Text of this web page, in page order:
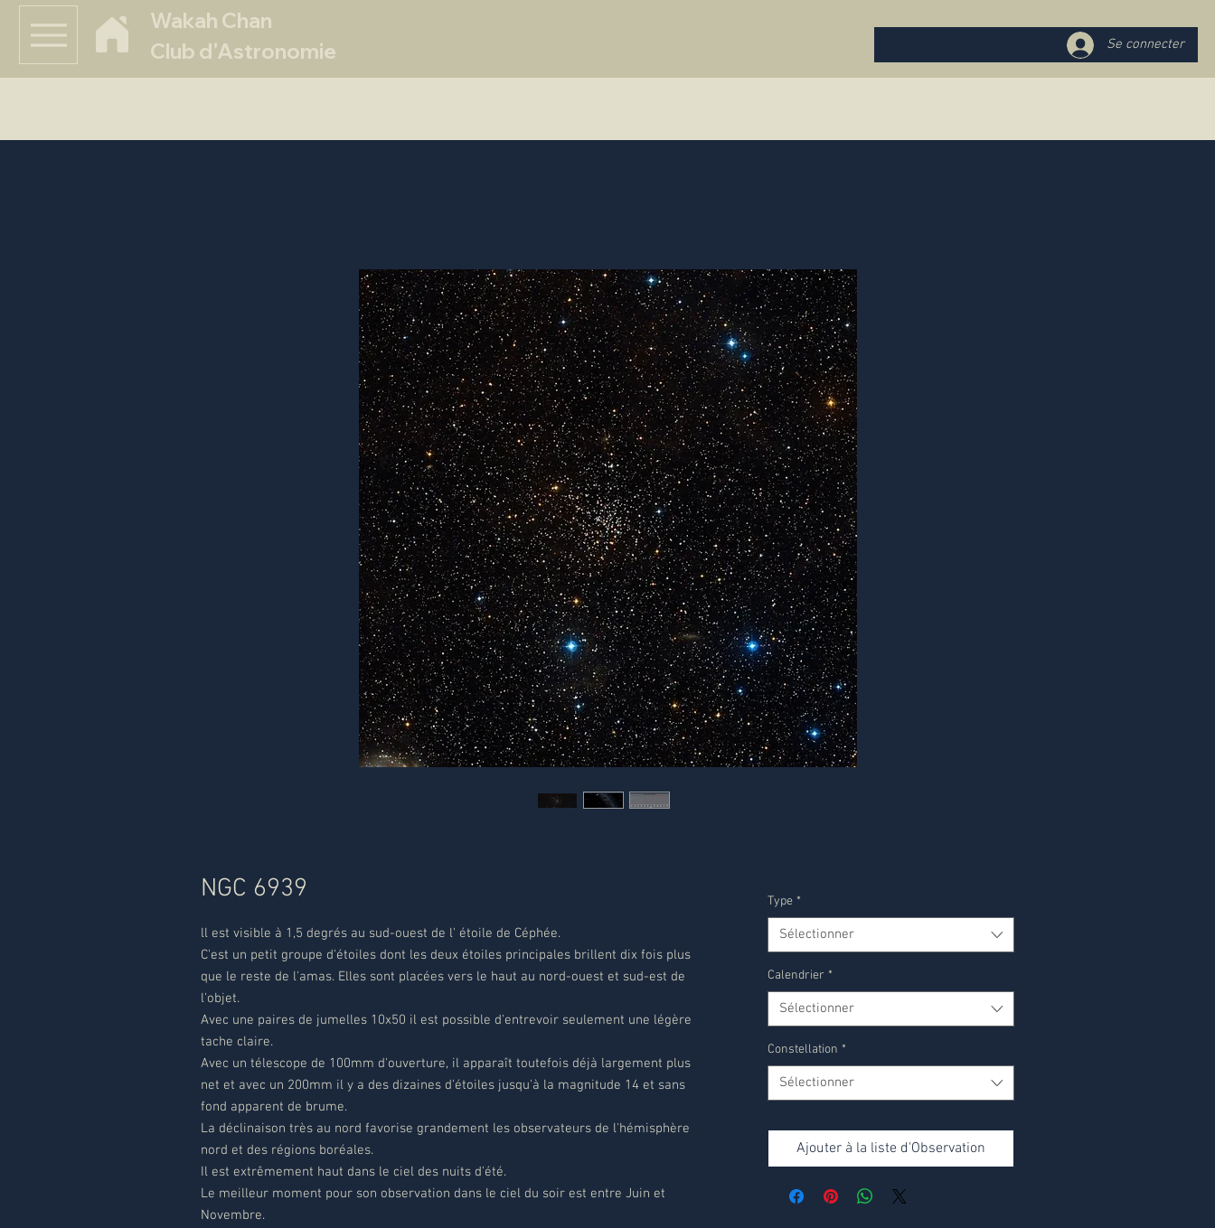
Wakah Chan
Club d'Astronomie
Se connecter
NGC 6939
ll est visible à 1,5 degrés au sud-ouest de l' étoile de Céphée.
C'est un petit groupe d'étoiles dont les deux étoiles principales brillent dix fois plus
que le reste de l'amas. Elles sont placées vers le haut au nord-ouest et sud-est de
l'objet.
Avec une paires de jumelles 10x50 il est possible d'entrevoir seulement une légère
tache claire.
Avec un télescope de 100mm d'ouverture, il apparaît toutefois déjà largement plus
net et avec un 200mm il y a des dizaines d'étoiles jusqu'à la magnitude 14 et sans
fond apparent de brume.
La déclinaison très au nord favorise grandement les observateurs de l'hémisphère
nord et des régions boréales.
Il est extrêmement haut dans le ciel des nuits d'été.
Le meilleur moment pour son observation dans le ciel du soir est entre Juin et
Novembre.
Type *
Sélectionner
Calendrier *
Sélectionner
Constellation *
Sélectionner
Ajouter à la liste d'Observation